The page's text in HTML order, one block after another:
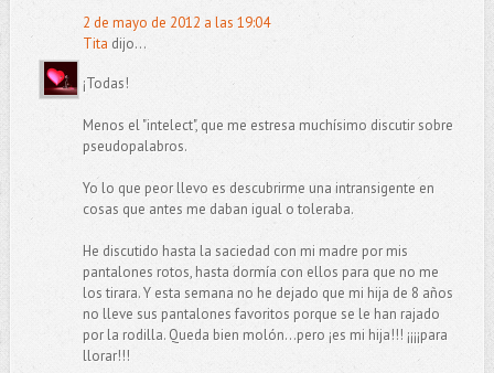
2 de mayo de 2012 a las 19:04
Tita dijo...
¡Todas!
Menos el "intelect", que me estresa muchísimo discutir sobre
pseudopalabros.
Yo lo que peor llevo es descubrirme una intransigente en
cosas que antes me daban igual o toleraba.
He discutido hasta la saciedad con mi madre por mis
pantalones rotos, hasta dormía con ellos para que no me
los tirara. Y esta semana no he dejado que mi hija de 8 años
no lleve sus pantalones favoritos porque se le han rajado
por la rodilla. Queda bien molón...pero ¡es mi hija!!! ¡¡¡¡para
llorar!!!